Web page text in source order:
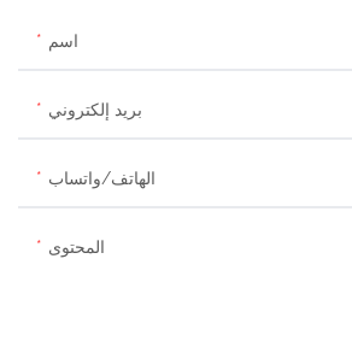
اسم
بريد إلكتروني
الهاتف/واتساب
المحتوى